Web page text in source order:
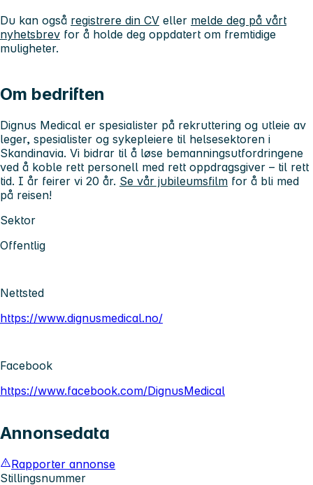
Du kan også registrere din CV eller melde deg på vårt
nyhetsbrev for å holde deg oppdatert om fremtidige
muligheter.
Om bedriften
Dignus Medical er spesialister på rekruttering og utleie av
leger, spesialister og sykepleiere til helsesektoren i
Skandinavia. Vi bidrar til å løse bemanningsutfordringene
ved å koble rett personell med rett oppdragsgiver – til rett
tid. I år feirer vi 20 år. Se vår jubileumsfilm for å bli med
på reisen!
Sektor
Offentlig
Nettsted
https://www.dignusmedical.no/
Facebook
https://www.facebook.com/DignusMedical
Annonsedata
Rapporter annonse
Stillingsnummer